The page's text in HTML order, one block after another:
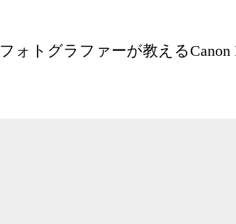
フォトグラファーが教える